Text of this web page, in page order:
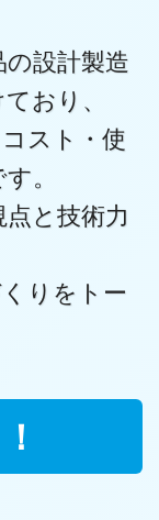
設計製造
おり、
スト・使
。
と技術力
りをトー